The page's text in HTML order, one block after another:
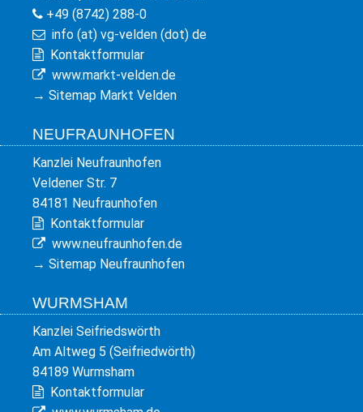
+49 (8742) 288-0
info (at) vg-velden (dot) de
Kontaktformular
www.markt-velden.de
→ Sitemap Markt Velden
NEUFRAUNHOFEN
Kanzlei Neufraunhofen
Veldener Str. 7
84181 Neufraunhofen
Kontaktformular
www.neufraunhofen.de
→ Sitemap Neufraunhofen
WURMSHAM
Kanzlei Seifriedswörth
Am Altweg 5 (Seifriedwörth)
84189 Wurmsham
Kontaktformular